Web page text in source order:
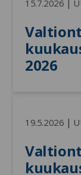
15.7.2026 |
2026
19.5.2026 |